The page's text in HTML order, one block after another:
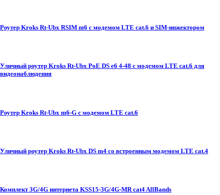
Роутер Kroks Rt-Ubx RSIM m6 с модемом LTE cat.6 и SIM-инжектором
Уличный роутер Kroks Rt-Ubx PoE DS e6 4-48 с модемом LTE cat.6 для
видеонаблюдения
Роутер Kroks Rt-Ubx m6-G с модемом LTE cat.6
Уличный роутер Kroks Rt-Ubx DS m4 со встроенным модемом LTE cat.4
Комплект 3G/4G интернета KSS15-3G/4G-MR cat4 AllBands